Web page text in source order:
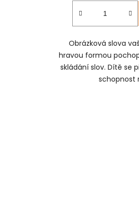
Obrázková slova
hravou formou
skládání slov. Dítě se
schopnost